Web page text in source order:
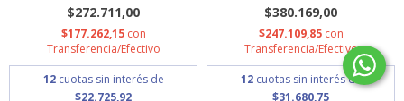
$272.711,00
$177.262,15 con
Transferencia/Efectivo
12 cuotas sin interés de
$22.725,92
$380.169,00
$247.109,85 con
Transferencia/Efectivo
12 cuotas sin interés de
$31.680,75